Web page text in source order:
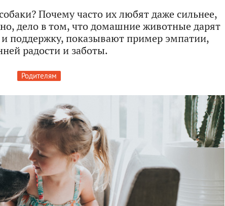
Почему часто их любят даже сильнее,
дело в том, что домашние животные дарят
поддержку, показывают пример эмпатии,
радости и заботы.
Родителям